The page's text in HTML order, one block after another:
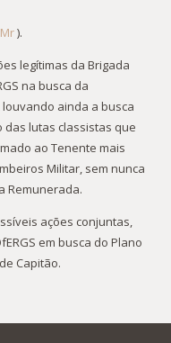
).
legítimas da Brigada
na busca da
ainda a busca
das lutas classistas que
ao Tenente mais
Militar, sem nunca
Remunerada.
ações conjuntas,
em busca do Plano
Capitão.